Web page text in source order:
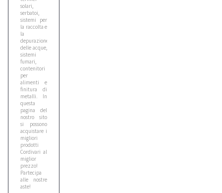
Case
6
Caterpillar
Cat
1
Cea
Cebora
solari,
serbatoi,
sistemi per
la raccolta e
la
depurazione
delle acque,
sistemi
fumari,
contenitori
per
alimenti e
finitura di
metalli. In
questa
pagina del
nostro sito
si possono
acquistare i
migliori
prodotti
Cordivari al
miglior
prezzo!
Partecipa
alle nostre
aste!